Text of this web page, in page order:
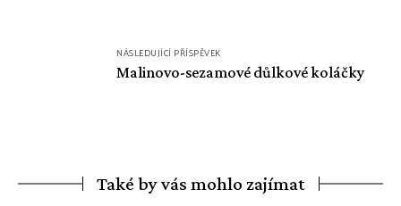
NÁSLEDUJÍCÍ PŘÍSPĚVEK
Malinovo-sezamové důlkové koláčky
Také by vás mohlo zajímat